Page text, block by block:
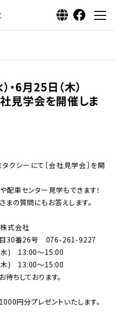
6月25日（木）
学会を開催しま
クシーにて［会社見学会］を開
配車センター見学もできます！
まの質問にもお答えします。
式会社
番26号 076-261-9227
) 13:00～15:00
13:00～15:00
ちしております。
円分プレゼントいたします。